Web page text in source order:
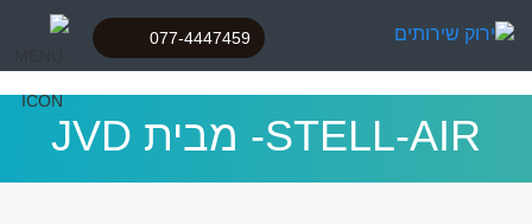
077-4447459
STELL-AIR- מבית JVD